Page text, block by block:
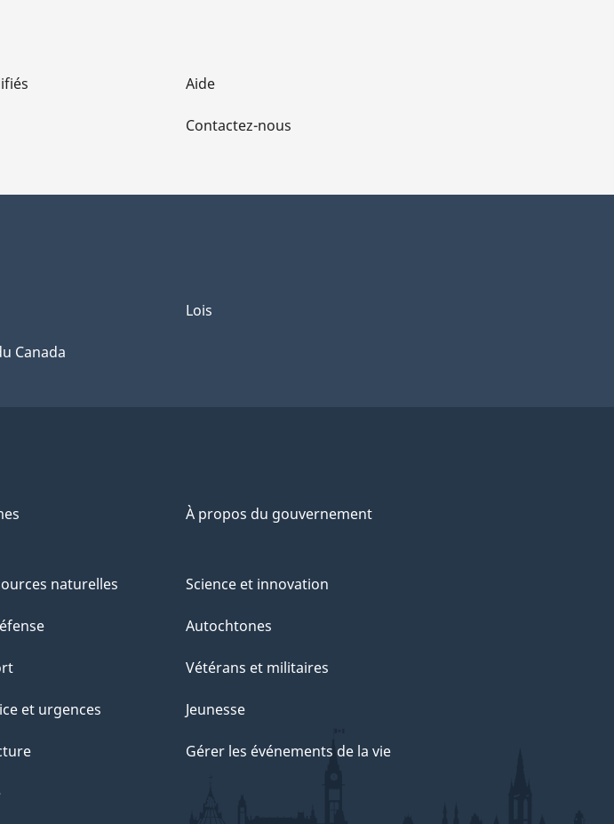
Aide
Contactez-nous
Canada
Lois
À propos du gouvernement
naturelles
et urgences
Science et innovation
Autochtones
Vétérans et militaires
Jeunesse
Gérer les événements de la vie